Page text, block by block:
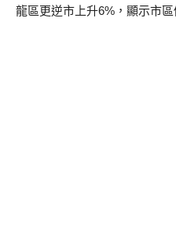
龍區更逆市上升6%，顯示市